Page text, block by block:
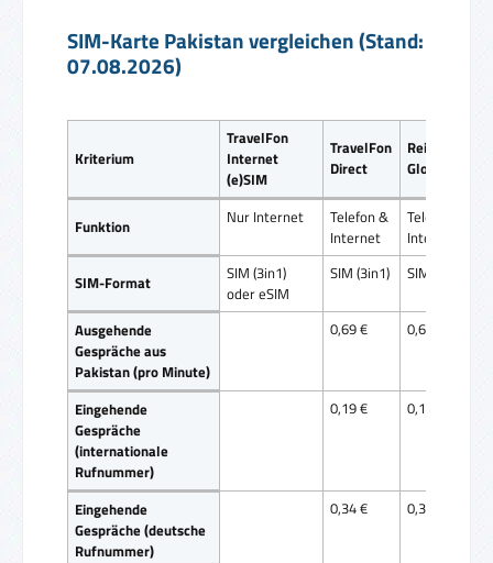
SIM-Karte Pakistan vergleichen (Stand:
07.08.2026)
Kriterium
TravelFon
Internet
(e)SIM
TravelFon
Direct
ReiseSIM
Global SIM
Funktion Nur Internet
Telefon &
Internet
Telefon &
Internet
SIM-Format
SIM (3in1)
oder eSIM
SIM (3in1) SIM (3in1)
Ausgehende
Gespräche aus
Pakistan (pro Minute)
0,69 € 0,69 €
Eingehende
Gespräche
(internationale
Rufnummer)
0,19 € 0,19 €
Eingehende
Gespräche (deutsche
Rufnummer)
0,34 € 0,34 €